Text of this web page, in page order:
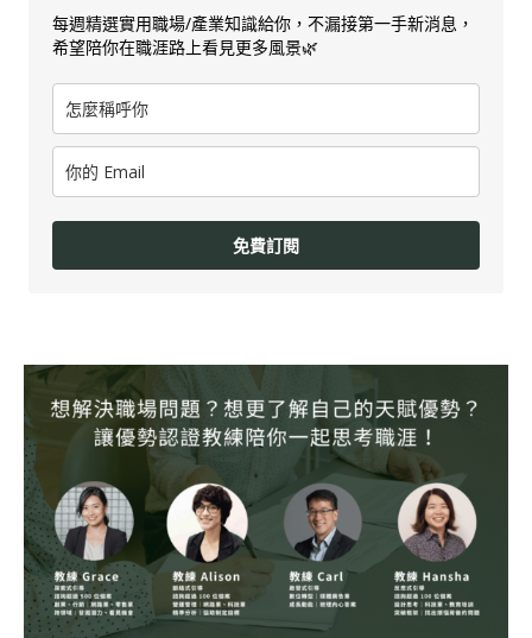
每週精選實用職場/產業知識給你，不漏接第一手新消息，
希望陪你在職涯路上看見更多風景🌿
免費訂閱